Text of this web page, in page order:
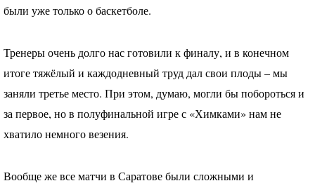
были уже только о баскетболе.
Тренеры очень долго нас готовили к финалу, и в конечном
итоге тяжёлый и каждодневный труд дал свои плоды – мы
заняли третье место. При этом, думаю, могли бы побороться и
за первое, но в полуфинальной игре с «Химками» нам не
хватило немного везения.
Вообще же все матчи в Саратове были сложными и